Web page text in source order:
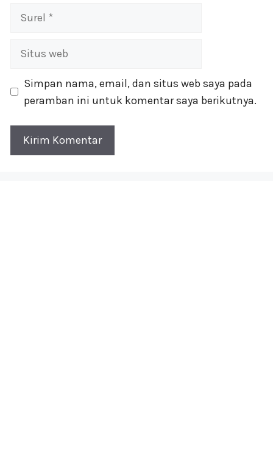
Surel
Situs
Simpan nama, email, dan situs web saya pada
peramban ini untuk komentar saya berikutnya.